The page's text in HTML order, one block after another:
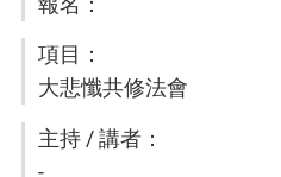
大悲懺共修法會
-